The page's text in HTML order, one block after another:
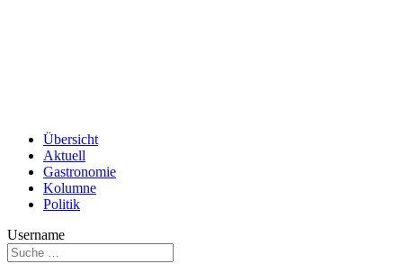
Übersicht
Aktuell
Gastronomie
Kolumne
Politik
Username